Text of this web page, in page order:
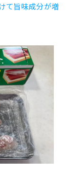
て旨味成分が増